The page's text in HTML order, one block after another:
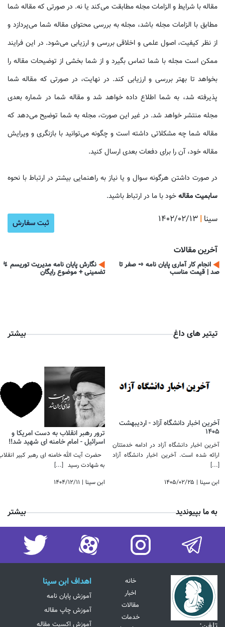
مقاله با شرایط و الزامات مجله مطابقت می‌کند یا نه. در صورتی که مقاله شما
مطابق با الزامات مجله باشد، مجله به بررسی محتوای مقاله شما می‌پردازد و
از نظر کیفیت، اصول علمی و اخلاقی بررسی و ارزیابی می‌شود. در این فرایند
ممکن است مجله با شما تماس بگیرد و از شما بخشی از توضیحات مقاله را
بخواهد تا بهتر بررسی و ارزیابی کند. در نهایت، در صورتی که مقاله شما
پذیرفته شد، به شما اطلاع داده خواهد شد و مقاله شما در شماره بعدی
مجله منتشر خواهد شد. در غیر این صورت، مجله به شما توضیح می‌دهد که
مقاله شما چه مشکلاتی داشته است و چگونه می‌توانید با بازنگری و ویرایش
مقاله خود، آن را برای دفعات بعدی ارسال کنید.
در صورت داشتن هرگونه سوال و یا نیاز به راهنمایی بیشتر در ارتباط با نحوه
سابمیت مقالهخود با ما در ارتباط باشید.
۱۴۰۲/۰۲/۱۳ | سینا ثبت سفارش
آخرین مقالات
انجام کار آماری پایان نامه ➺ صفر تا
صد | قیمت مناسب
نگارش پایان نامه مدیریت توریسم ↯
تضمینی + موضوع رایگان
تیتیر های داغ بیشتر
آخرین اخبار دانشگاه آزاد - اردیبهشت
1405
آخرین اخبار دانشگاه آزاد در ادامه خدمتتان
ارائه شده است. آخرین اخبار دانشگاه آزاد
[...]
۱۴۰۵/۰۲/۲۵ | ابن سینا
ترور رهبر انقلاب به دست امریکا و
اسرائیل - امام خامنه ای شهید شد!! ​​​​​​​
حضرت آیت الله خامنه ای رهبر کبیر
به شهادت رسید
[...]
۱۴۰۴/۱۲/۱۱ | ابن سینا
به ما بپیوندید بیشتر
اهداف ابن سینا
آموزش پایان نامه
آموزش چاپ مقاله
آموزش اکسپت مقاله
خانه
اخبار
مقالات
خدمات